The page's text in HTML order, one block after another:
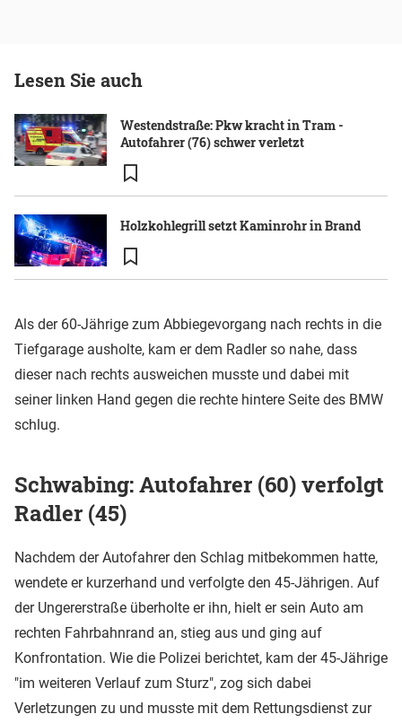
Lesen Sie auch
Westendstraße: Pkw kracht in Tram -
Autofahrer (76) schwer verletzt
Holzkohlegrill setzt Kaminrohr in Brand
Als der 60-Jährige zum Abbiegevorgang nach rechts in die
Tiefgarage ausholte, kam er dem Radler so nahe, dass
dieser nach rechts ausweichen musste und dabei mit
seiner linken Hand gegen die rechte hintere Seite des BMW
schlug.
Schwabing: Autofahrer (60) verfolgt
Radler (45)
Nachdem der Autofahrer den Schlag mitbekommen hatte,
wendete er kurzerhand und verfolgte den 45-Jährigen. Auf
der Ungererstraße überholte er ihn, hielt er sein Auto am
rechten Fahrbahnrand an, stieg aus und ging auf
Konfrontation. Wie die Polizei berichtet, kam der 45-Jährige
"im weiteren Verlauf zum Sturz", zog sich dabei
Verletzungen zu und musste mit dem Rettungsdienst zur